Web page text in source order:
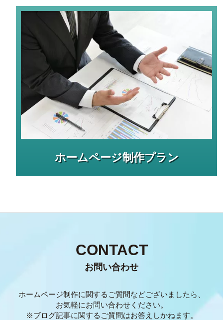
ホームページ制作プラン
CONTACT
お問い合わせ
ホームページ制作に関するご質問などございましたら、
お気軽にお問い合わせください。
※ブログ記事に関するご質問はお答えしかねます。